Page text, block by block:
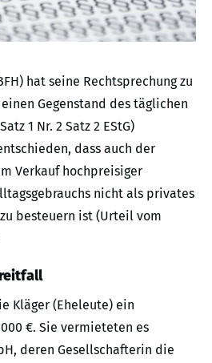
hat seine Rechtsprechung zu
Gegenstand des täglichen
1 Nr. 2 Satz 2 EStG)
dass auch der
Verkauf hochpreisiger
nicht als privates
besteuern ist (Urteil vom
Kläger (Eheleute) ein
€. Sie vermieteten es
deren Gesellschafterin die